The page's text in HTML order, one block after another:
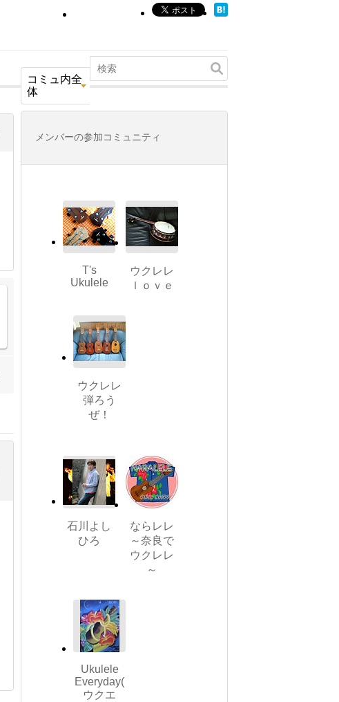
コミュ内全
体
メンバーの参加コミュニティ
T's
Ukulele
ウクレレ
ｌｏｖｅ
ウクレレ
弾ろう
ぜ！
石川よし
ひろ
ならレレ
～奈良で
ウクレレ
～
Ukulele
Everyday(
ウクエ